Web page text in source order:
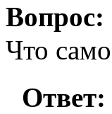
Вопрос:
Что
Ответ: